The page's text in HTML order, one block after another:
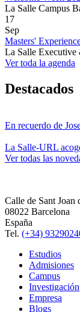
La Salle Campus
17
Sep
Masters'
La Salle Executive
Ver toda la agenda
Destacados
En recuerdo de
La Salle-URL
Ver todas las
Calle de Sant Joan
08022 Barcelona
España
Tel. (+34)
Estudios
Admisiones
Campus
Investigación
Empresa
Blogs